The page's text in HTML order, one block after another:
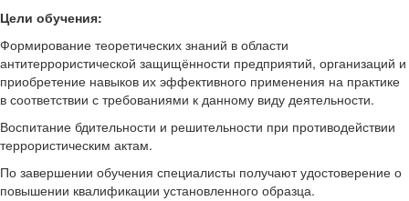
Цели обучения:
Формирование теоретических знаний в области
антитеррористической защищённости предприятий, организаций и
приобретение навыков их эффективного применения на практике
в соответствии с требованиями к данному виду деятельности.
Воспитание бдительности и решительности при противодействии
террористическим актам.
По завершении обучения специалисты получают удостоверение о
повышении квалификации установленного образца.